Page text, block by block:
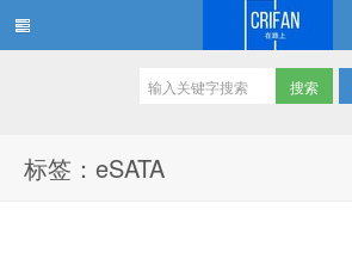
标签：eSATA